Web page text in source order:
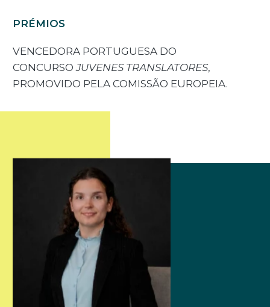
PRÉMIOS
VENCEDORA PORTUGUESA DO
CONCURSO JUVENES TRANSLATORES,
PROMOVIDO PELA COMISSÃO EUROPEIA.